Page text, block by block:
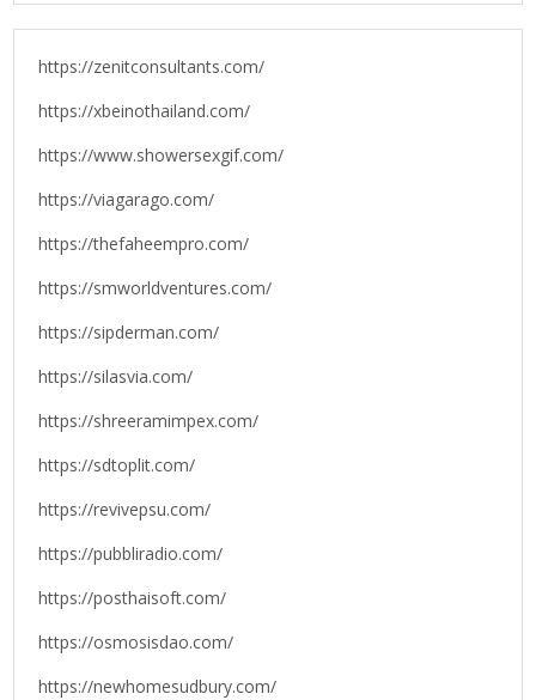
https://zenitconsultants.com/
https://xbeinothailand.com/
https://www.showersexgif.com/
https://viagarago.com/
https://thefaheempro.com/
https://smworldventures.com/
https://sipderman.com/
https://silasvia.com/
https://shreeramimpex.com/
https://sdtoplit.com/
https://revivepsu.com/
https://pubbliradio.com/
https://posthaisoft.com/
https://osmosisdao.com/
https://newhomesudbury.com/